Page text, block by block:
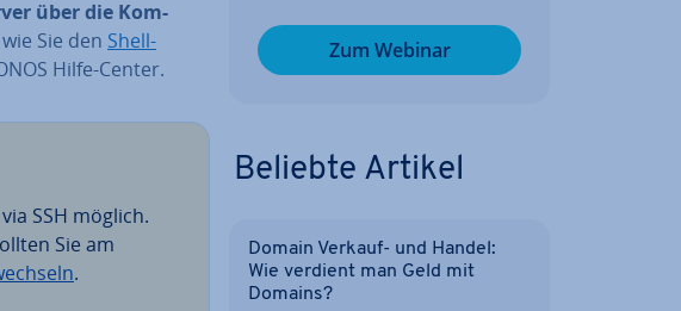
über die Kom­
Sie den Shell-
Hilfe-Center.
SSH möglich.
Sie am
.
Zum Webinar
Beliebte Artikel
Domain Verkauf- und Handel:
Wie verdient man Geld mit
Domains?